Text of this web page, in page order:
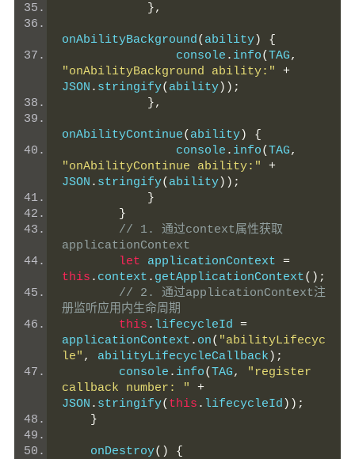
},
onAbilityBackground( ability)
{
                console
. info(TAG,
"onAbilityBackground ability:"
+
JSON . stringify( ability));
},
onAbilityContinue( ability)
{
                console
. info(TAG,
"onAbilityContinue ability:"
+
JSON . stringify( ability));
}
}
// 1. 通过context属性获取
applicationContext
let applicationContext =
this . context . getApplicationContext();
// 2. 通过applicationContext注
册监听应用内生命周期
this . lifecycleId =
applicationContext . on( "abilityLifecyc
le" , abilityLifecycleCallback );
        console
. info(TAG,
"register
callback number: "
+
JSON . stringify( this . lifecycleId ));
}
    onDestroy
()
{